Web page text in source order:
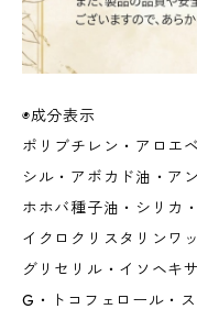
◉成分表示
ポリブチレン・アロエ
シル・アボカド油・ア
ホホバ種子油・シリカ
イクロクリスタリンワ
グリセリル・イソヘキ
G・トコフェロール・